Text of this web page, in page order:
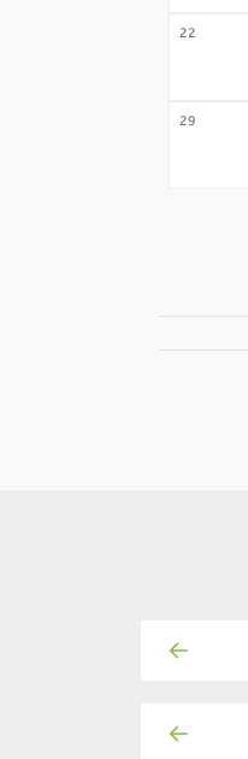
22
29